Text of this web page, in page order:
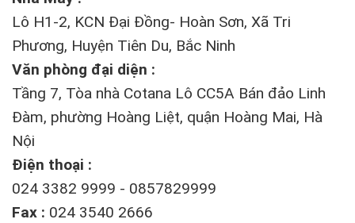
Lô H1-2, KCN Đại Đồng- Hoàn Sơn, Xã Tri
Phương, Huyện Tiên Du, Bắc Ninh
Văn phòng đại diện :
Tầng 7, Tòa nhà Cotana Lô CC5A Bán đảo Linh
Đàm, phường Hoàng Liệt, quận Hoàng Mai, Hà
Nội
Điện thoại :
024 3382 9999 - 0857829999
Fax : 024 3540 2666